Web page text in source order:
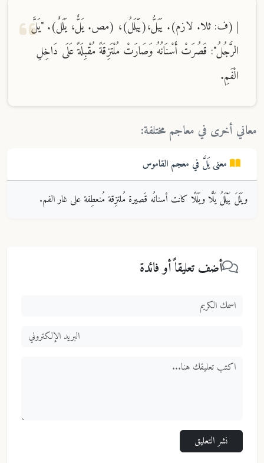
| (ف: ثلا. لازم). يَيَلُّ،(يَيْلَلُ)، (مص. يَلٌّ، يَلَلٌ). "يَلَّ
الرَّجُلُ": قَصُرَتْ أَسْنَانُهُ وَصَارَتْ مُلْتَزِقَةً مُقْبِلَةً عَلَى دَاخِلِ
الْفَمِ.
معاني أخرى في معاجم مختلفة:
يَلَّ في معجم القاموس
ويَلَلَ يَيْلَلُ يَلًّا ويَلَلًا كانت أسنانُه قَصيرة مُلتزِقة مُنعطِفة على غار الفم.
أضف تعليقاً أو فائدة
نشر التعليق